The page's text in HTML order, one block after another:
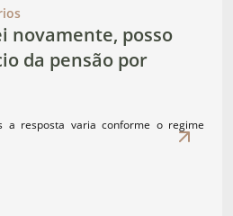
novamente, posso
da pensão por
a resposta varia conforme o regime